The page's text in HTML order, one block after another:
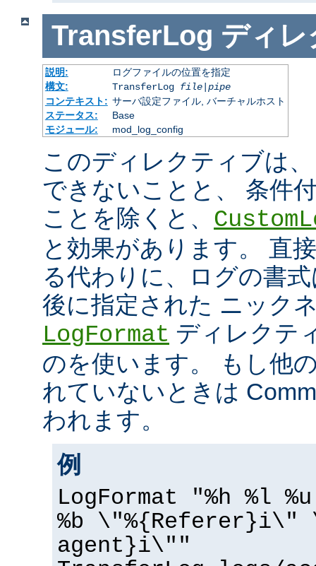
TransferLog ディレ
説明:
ログファイルの位置を指定
構文:
TransferLog file| pipe
コンテキスト: サーバ設定ファイル, バーチャルホスト
ステータス:
Base
モジュール:
mod_log_config
このディレクティブは
できないことと、 条件
ことを除くと、
と効果があります。 直
る代わりに、ログの書
後に指定された ニック
LogFormat ディレクテ
のを使います。 もし他
れていないときは
われます。
例
LogFormat "%h %l
%b \"%{Referer}i\"
agent}i\""